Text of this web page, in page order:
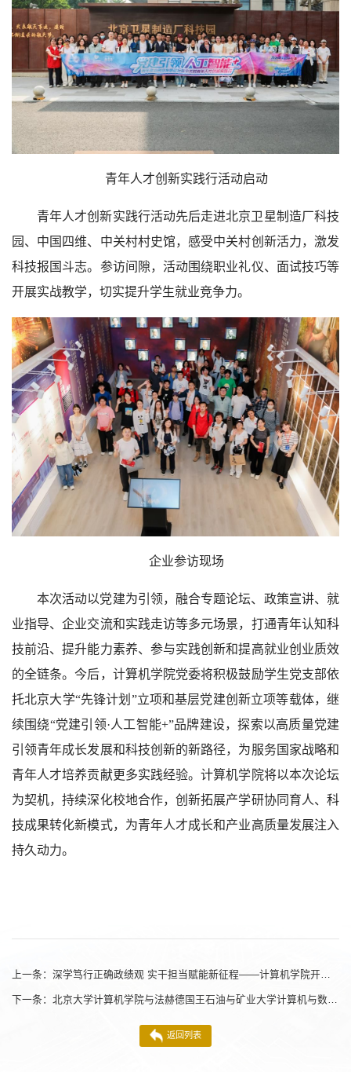
青年人才创新实践行活动启动
青年人才创新实践行活动先后走进北京卫星制造厂科技
园、中国四维、中关村村史馆，感受中关村创新活力，激发
科技报国斗志。参访间隙，活动围绕职业礼仪、面试技巧等
开展实战教学，切实提升学生就业竞争力。
企业参访现场
本次活动以党建为引领，融合专题论坛、政策宣讲、就
业指导、企业交流和实践走访等多元场景，打通青年认知科
技前沿、提升能力素养、参与实践创新和提高就业创业质效
的全链条。今后，计算机学院党委将积极鼓励学生党支部依
托北京大学“先锋计划”立项和基层党建创新立项等载体，继
续围绕“党建引领·人工智能+”品牌建设，探索以高质量党建
引领青年成长发展和科技创新的新路径，为服务国家战略和
青年人才培养贡献更多实践经验。计算机学院将以本次论坛
为契机，持续深化校地合作，创新拓展产学研协同育人、科
技成果转化新模式，为青年人才成长和产业高质量发展注入
持久动力。
上一条： 深学笃行正确政绩观 实干担当赋能新征程——计算机学院开展党支部联合主题党日实践活动
下一条： 北京大学计算机学院与法赫德国王石油与矿业大学计算机与数学学院联合举办线上研讨会
返回列表